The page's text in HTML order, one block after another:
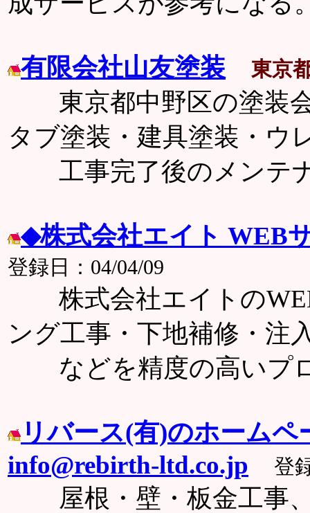
有限会社山友塗装 東京
東京都中野区の塗装会
タブ塗装・建具塗装・ウ
工事完了後のメンテ
◆株式会社エイト WEB
登録日：04/04/09
株式会社エイトの
ング工事・下地補修・注
などを精度の高いプ
リバース(有)のホーム
info@rebirth-ltd.co.jp
登
屋根・壁・板金工事、